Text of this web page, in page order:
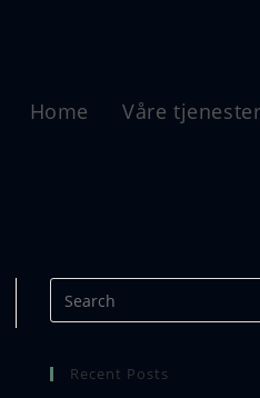
Home Våre tjenester
Recent Posts